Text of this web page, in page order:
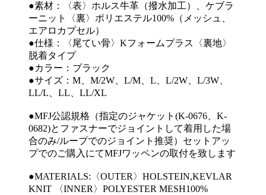
●素材：〈表〉ホルス牛革（撥水加工）、ケブラ
ーニット〈裏〉ポリエステル100%（メッシュ、
エアロカプセル）
●仕様：〈尾てい骨〉Kフォームプラス〈裏地〉
脱着タイプ
●カラー：ブラック
●サイズ：M、M/2W、L/M、L、L/2W、L/3W、
LL/L、LL、LL/XL
●MFJ公認規格（指定のジャケット(K-0676、K-
0682)とファスナーでジョイントして着用した場
合のみ/ループでのジョイント推奨）セットアッ
プでのご購入にてMFJワッペンの取付を致します
●MATERIALS:〈OUTER〉HOLSTEIN,KEVLAR
KNIT 〈INNER〉POLYESTER MESH100%